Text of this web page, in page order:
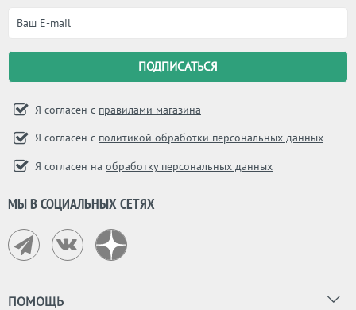
Я согласен с правилами магазина
Я согласен с политикой обработки персональных данных
Я согласен на обработку персональных данных
МЫ В СОЦИАЛЬНЫХ СЕТЯХ
ПОМОЩЬ